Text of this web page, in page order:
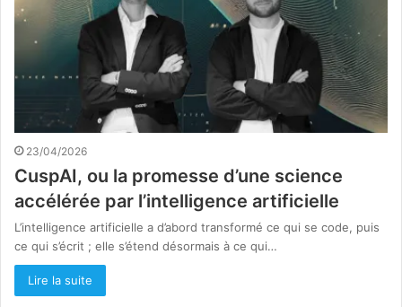
23/04/2026
CuspAI, ou la promesse d’une science
accélérée par l’intelligence artificielle
L’intelligence artificielle a d’abord transformé ce qui se code, puis
ce qui s’écrit ; elle s’étend désormais à ce qui…
Lire la suite